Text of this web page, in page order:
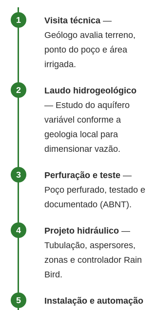
Visita técnica —
Geólogo avalia terreno,
ponto do poço e área
irrigada.
Laudo hidrogeológico
— Estudo do aquífero
variável conforme a
geologia local para
dimensionar vazão.
Perfuração e teste —
Poço perfurado, testado e
documentado (ABNT).
Projeto hidráulico —
Tubulação, aspersores,
zonas e controlador Rain
Bird.
Instalação e automação